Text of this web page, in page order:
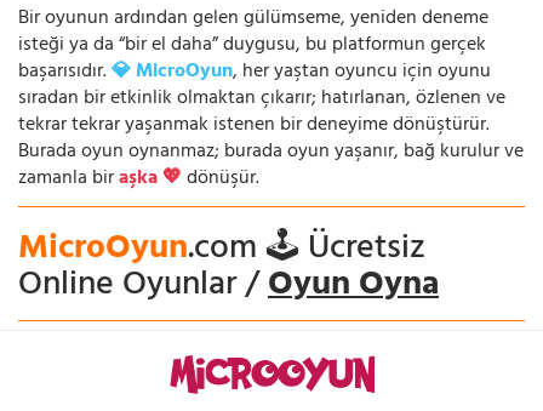
Bir oyunun ardından gelen gülümseme, yeniden deneme
isteği ya da “bir el daha” duygusu, bu platformun gerçek
başarısıdır.💎 MicroOyun, her yaştan oyuncu için oyunu
sıradan bir etkinlik olmaktan çıkarır; hatırlanan, özlenen ve
tekrar tekrar yaşanmak istenen bir deneyime dönüştürür.
Burada oyun oynanmaz; burada oyun yaşanır, bağ kurulur ve
zamanla biraşka 💖dönüşür.
MicroOyun.com 🕹️ Ücretsiz
Online Oyunlar /Oyun Oyna